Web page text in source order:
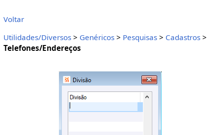
Voltar
Utilidades/Diversos> Genéricos> Pesquisas> Cadastros>
Telefones/Endereços